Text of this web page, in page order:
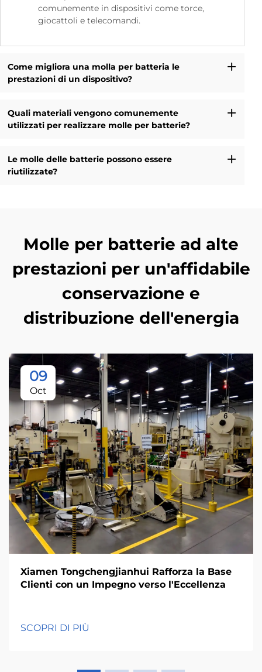
comunemente in dispositivi come torce,
giocattoli e telecomandi.
Come migliora una molla per batteria le
prestazioni di un dispositivo?
Quali materiali vengono comunemente
utilizzati per realizzare molle per batterie?
Le molle delle batterie possono essere
riutilizzate?
Molle per batterie ad alte
prestazioni per un'affidabile
conservazione e
distribuzione dell'energia
09
Oct
Xiamen Tongchengjianhui Rafforza la Base
Clienti con un Impegno verso l'Eccellenza
SCOPRI DI PIÙ